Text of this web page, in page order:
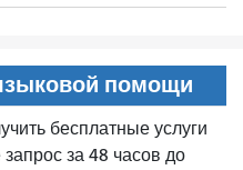
помощи
бесплатные услуги
за 48 часов до